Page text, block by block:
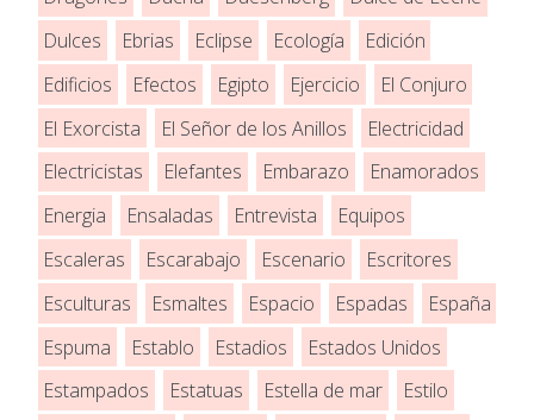
Dulces
Ebrias Eclipse Ecología
Edición
Edificios
Efectos Egipto Ejercicio
El Conjuro
El Exorcista
El Señor de los Anillos
Electricidad
Electricistas
Elefantes Embarazo
Enamorados
Energia
Ensaladas Entrevista
Equipos
Escaleras
Escarabajo Escenario
Escritores
Esculturas
Esmaltes Espacio Espadas
España
Espuma
Establo Estadios
Estados Unidos
Estampados
Estatuas Estella de mar
Estilo